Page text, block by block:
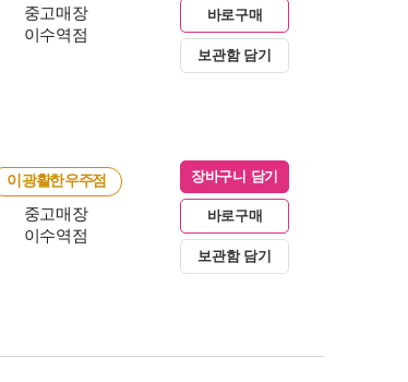
중고매장
이수역점
바로구매
보관함 담기
이 광활한 우주점
중고매장
이수역점
장바구니 담기
바로구매
보관함 담기